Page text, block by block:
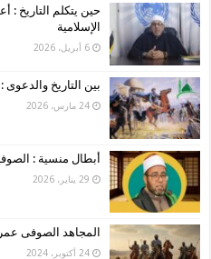
حين يتكلم التاريخ :
الإسلامية
6 أبريل، 2026
بين التاريخ
24 مارس، 2026
أبطال منسية :
29 يناير، 2026
المجاهد الصوفى
24 أكتوبر، 2024